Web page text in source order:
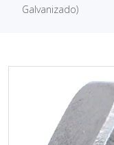
Galvanizado)